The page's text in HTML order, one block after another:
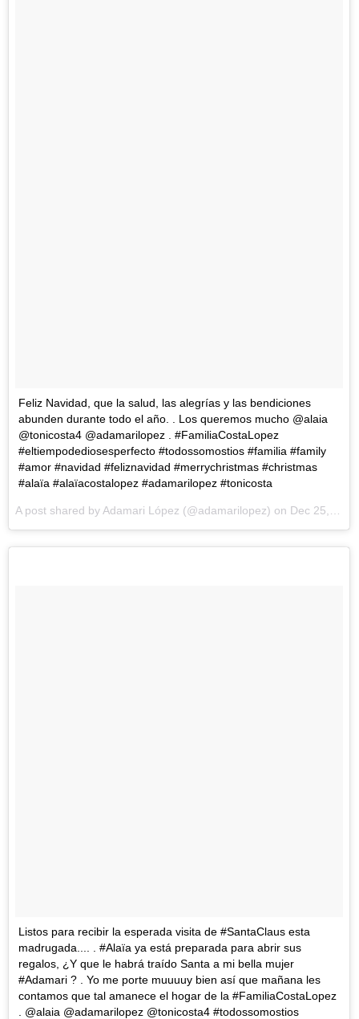
Feliz Navidad, que la salud, las alegrías y las bendiciones
abunden durante todo el año. . Los queremos mucho @alaia
@tonicosta4 @adamarilopez . #FamiliaCostaLopez
#eltiempodediosesperfecto #todossomostios #familia #family
#amor #navidad #feliznavidad #merrychristmas #christmas
#alaïa #alaïacostalopez #adamarilopez #tonicosta
A post shared byAdamari López (@adamarilopez) on Dec 25, 2017 at 9:34am PST
Listos para recibir la esperada visita de #SantaClaus esta
madrugada.... . #Alaïa ya está preparada para abrir sus
regalos, ¿Y que le habrá traído Santa a mi bella mujer
#Adamari ? . Yo me porte muuuuy bien así que mañana les
contamos que tal amanece el hogar de la #FamiliaCostaLopez
. @alaia @adamarilopez @tonicosta4 #todossomostios